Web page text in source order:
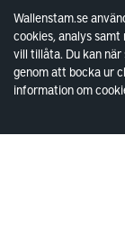
Wallenstam.se
cookies, analys
vill tillåta. Du kan
genom att bocka ur
information om